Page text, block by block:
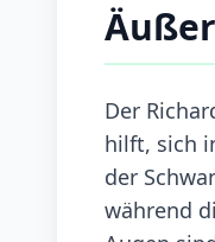
Der
hilft, sich
der
während